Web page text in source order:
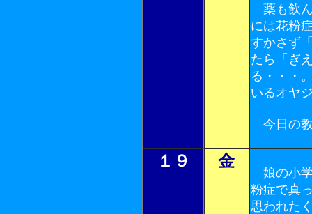
薬も飲ん
には花粉
すかさず
たら「ぎ
る・・・
いるオヤ
今日の
１９ 金
娘の小学
粉症で真
思われた